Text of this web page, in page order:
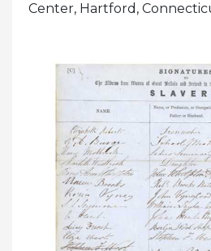
Center, Hartford,